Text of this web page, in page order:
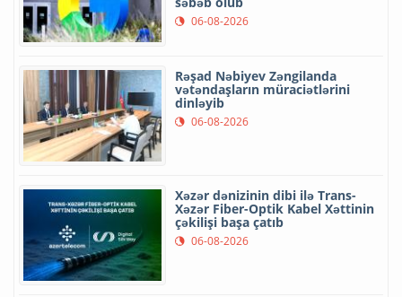
06-08-2026
Rəşad Nəbiyev Zəngilanda
vətəndaşların müraciətlərini
dinləyib
06-08-2026
Xəzər dənizinin dibi ilə Trans-
Xəzər Fiber-Optik Kabel Xəttinin
çəkilişi başa çatıb
06-08-2026